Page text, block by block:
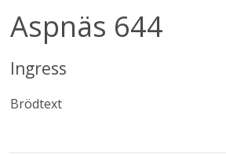
Aspnäs 644
Ingress
Brödtext